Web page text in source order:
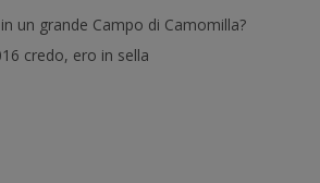
un grande Campo di Camomilla?
credo, ero in sella